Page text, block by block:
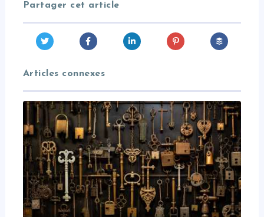
Partager cet article
Articles connexes